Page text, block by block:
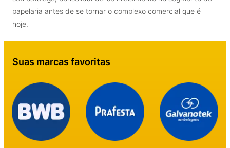
papelaria antes de se tornar o complexo comercial que é
hoje.
Suas marcas favoritas